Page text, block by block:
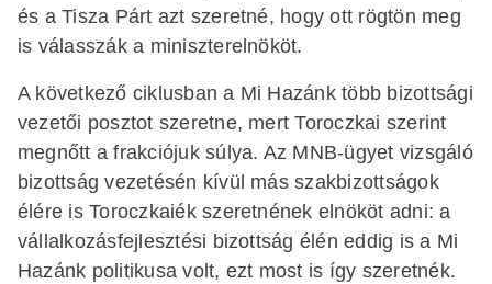
és a Tisza Párt azt szeretné, hogy ott rögtön meg
is válasszák a miniszterelnököt.
A következő ciklusban a Mi Hazánk több bizottsági
vezetői posztot szeretne, mert Toroczkai szerint
megnőtt a frakciójuk súlya. Az MNB-ügyet vizsgáló
bizottság vezetésén kívül más szakbizottságok
élére is Toroczkaiék szeretnének elnököt adni: a
vállalkozásfejlesztési bizottság élén eddig is a Mi
Hazánk politikusa volt, ezt most is így szeretnék.